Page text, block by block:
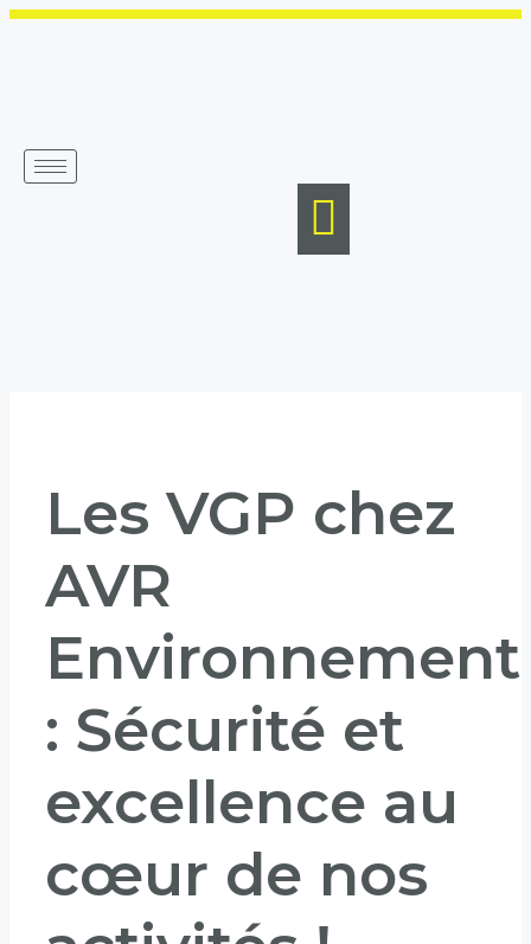
Aller
Les VGP chez
AVR
Environnement
: Sécurité et
excellence au
cœur de nos